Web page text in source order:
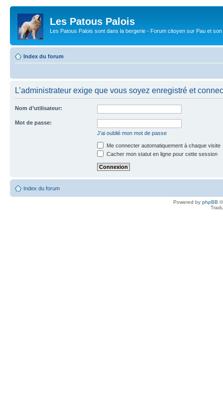
Les Patous Palois
Les Patous Palois sont dans la bergerie - Forum citoyen sur Pau et son
Index du forum
L’administrateur exige que vous soyez enregistré et
Nom d’utilisateur:
Mot de passe:
J’ai oublié mon mot de passe
Me connecter automatiquement à chaque visite
Cacher mon statut en ligne pour cette session
Index du forum
Powered by phpBB